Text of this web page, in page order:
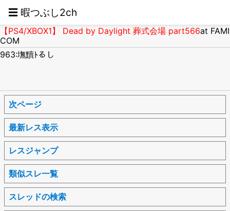
☰ 暇つぶし2ch
【PS4/XBOX1】 Dead by Daylight 葬式会場 part566at FAMI
COM
963:墲黷ﾄるし
次ページ
最新レス表示
レスジャンプ
類似スレ一覧
スレッドの検索